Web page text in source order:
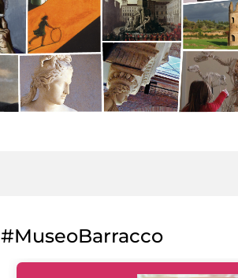
#MuseoBarracco